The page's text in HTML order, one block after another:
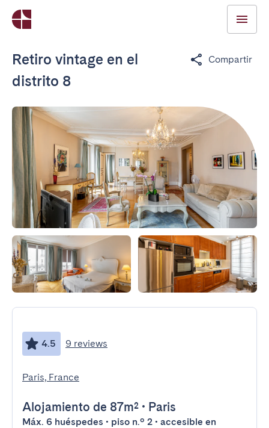
Retiro vintage en el
distrito 8
Compartir
4.5 9 reviews
Paris, France
Alojamiento de 87m² • Paris
Máx. 6 huéspedes • piso n.º 2 • accesible en